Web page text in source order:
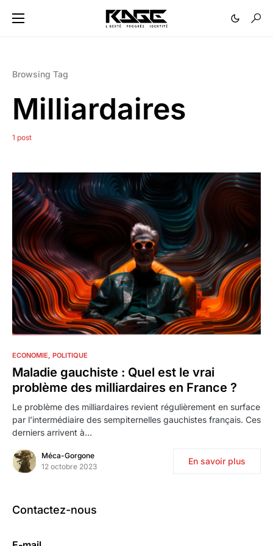
Browsing Tag
Milliardaires
1 post
ECONOMIE POLITIQUE
Maladie gauchiste : Quel est le vrai
problème des milliardaires en France ?
Le problème des milliardaires revient régulièrement en surface
par l’intermédiaire des sempiternelles gauchistes français. Ces
derniers arrivent à…
Méca-Gorgone
12 octobre 2023
En savoir plus
Contactez-nous